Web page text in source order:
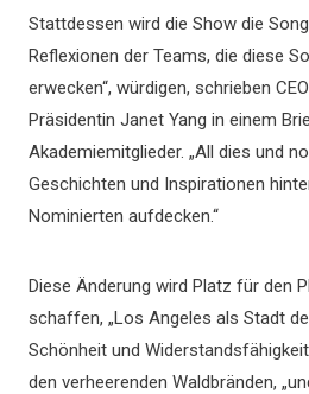
Stattdessen wird die Show die
Reflexionen der Teams, die diese
erwecken“, würdigen, schrieben
Präsidentin Janet Yang in einem
Akademiemitglieder. „All dies und
Geschichten und Inspirationen
Nominierten aufdecken.“
Diese Änderung wird Platz für den
schaffen, „Los Angeles als Stadt
Schönheit und
den verheerenden Waldbränden,